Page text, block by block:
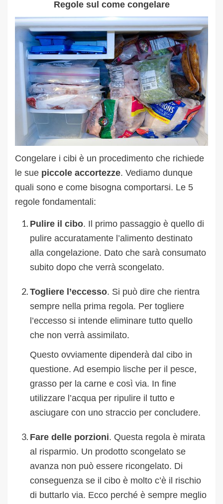
Regole sul come congelare
Congelare i cibi è un procedimento che richiede
le sue piccole accortezze. Vediamo dunque
quali sono e come bisogna comportarsi. Le 5
regole fondamentali:
Pulire il cibo. Il primo passaggio è quello di
pulire accuratamente l’alimento destinato
alla congelazione. Dato che sarà consumato
subito dopo che verrà scongelato.
Togliere l’eccesso. Si può dire che rientra
sempre nella prima regola. Per togliere
l’eccesso si intende eliminare tutto quello
che non verrà assimilato.
Questo ovviamente dipenderà dal cibo in
questione. Ad esempio lische per il pesce,
grasso per la carne e così via. In fine
utilizzare l’acqua per ripulire il tutto e
asciugare con uno straccio per concludere.
Fare delle porzioni. Questa regola è mirata
al risparmio. Un prodotto scongelato se
avanza non può essere ricongelato. Di
conseguenza se il cibo è molto c’è il rischio
di buttarlo via. Ecco perché è sempre meglio